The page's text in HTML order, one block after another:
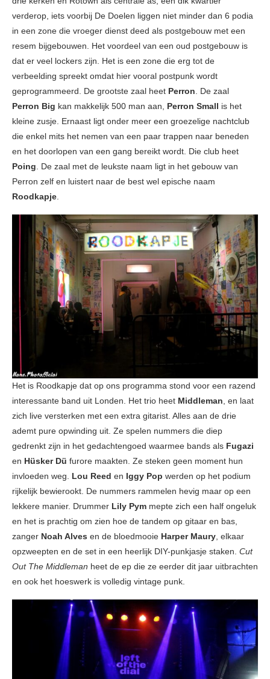
verderop, iets voorbij De Doelen liggen niet minder dan 6 podia
in een zone die vroeger dienst deed als postgebouw met een
resem bijgebouwen. Het voordeel van een oud postgebouw is
dat er veel lockers zijn. Het is een zone die erg tot de
verbeelding spreekt omdat hier vooral postpunk wordt
geprogrammeerd. De grootste zaal heet Perron. De zaal
Perron Big kan makkelijk 500 man aan, Perron Small is het
kleine zusje. Ernaast ligt onder meer een groezelige nachtclub
die enkel mits het nemen van een paar trappen naar beneden
en het doorlopen van een gang bereikt wordt. Die club heet
Poing. De zaal met de leukste naam ligt in het gebouw van
Perron zelf en luistert naar de best wel epische naam
Roodkapje.
Het is Roodkapje dat op ons programma stond voor een razend
interessante band uit Londen. Het trio heet Middleman, en laat
zich live versterken met een extra gitarist. Alles aan de drie
ademt pure opwinding uit. Ze spelen nummers die diep
gedrenkt zijn in het gedachtengoed waarmee bands als Fugazi
en Hüsker Dü furore maakten. Ze steken geen moment hun
invloeden weg. Lou Reed en Iggy Pop werden op het podium
rijkelijk bewierookt. De nummers rammelen hevig maar op een
lekkere manier. Drummer Lily Pym mepte zich een half ongeluk
en het is prachtig om zien hoe de tandem op gitaar en bas,
zanger Noah Alves en de bloedmooie Harper Maury, elkaar
opzweepten en de set in een heerlijk DIY-punkjasje staken. Cut
Out The Middleman heet de ep die ze eerder dit jaar uitbrachten
en ook het hoeswerk is volledig vintage punk.